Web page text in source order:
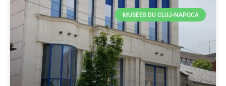
MUSÉES DU CLUJ-NAPOCA